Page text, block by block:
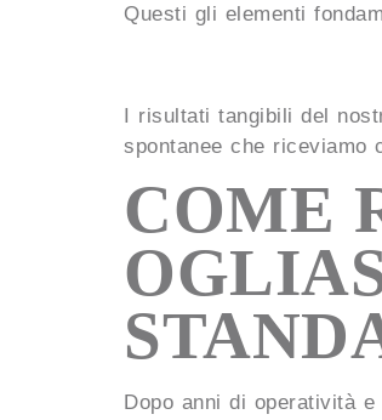
Questi gli elementi
I risultati tangibili del
spontanee che riceviamo
COME
Dopo anni di operatività